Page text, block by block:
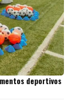
deportivos